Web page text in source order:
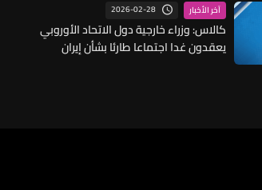
آخر الأخبار 2026-02-28
كالاس: وزراء خارجية دول الاتحاد الأوروبي
يعقدون غدا اجتماعا طارئا بشأن إيران